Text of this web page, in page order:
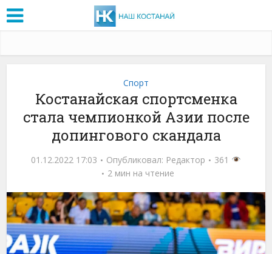
Спорт
Костанайская спортсменка
стала чемпионкой Азии после
допингового скандала
01.12.2022 17:03 Опубликовал: Редактор
361
2 мин на чтение